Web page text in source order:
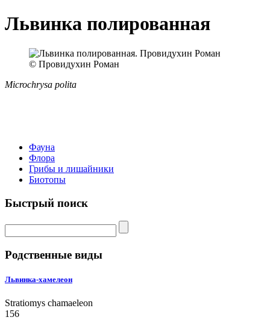
Львинка полированная
© Провидухин Роман
Microchrysa polita
Фауна
Флора
Грибы и лишайники
Биотопы
Быстрый поиск
Родственные виды
Львинка-хамелеон
Stratiomys chamaeleon
156